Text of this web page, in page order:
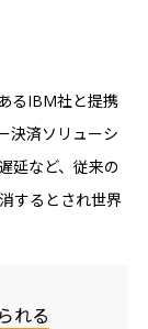
るIBM社と提携
決済ソリューシ
延など、従来の
するとされ世界
れる